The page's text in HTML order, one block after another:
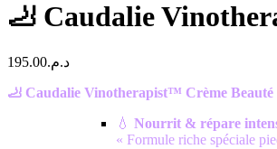
🦶 Caudalie
د.م.195.00
🦶 Caudalie Vinotherapist™ Crème Beauté
💧 Nourrit & répare
« Formule riche spéciale